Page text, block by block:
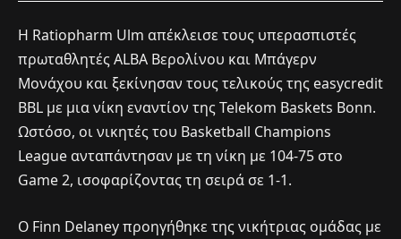
Η Ratiopharm Ulm απέκλεισε τους υπερασπιστές
πρωταθλητές ALBA Βερολίνου και Μπάγερν
Μονάχου και ξεκίνησαν τους τελικούς της easycredit
BBL με μια νίκη εναντίον της Telekom Baskets Bonn.
Ωστόσο, οι νικητές του Basketball Champions
League ανταπάντησαν με τη νίκη με 104-75 στο
Game 2, ισοφαρίζοντας τη σειρά σε 1-1.
Ο Finn Delaney προηγήθηκε της νικήτριας ομάδας με